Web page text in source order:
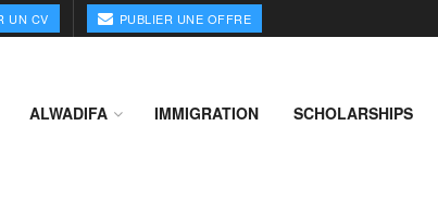
UN CV PUBLIER UNE OFFRE
ALWADIFA IMMIGRATION SCHOLARSHIPS